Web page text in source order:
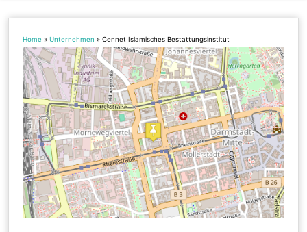
Home »Unternehmen »Cennet Islamisches Bestattungsinstitut